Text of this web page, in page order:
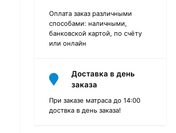
Оплата заказ различными
способами: наличными,
банковской картой, по счёту
или онлайн
Доставка в день
заказа
При заказе матраса до 14:00
доствка в день заказа!